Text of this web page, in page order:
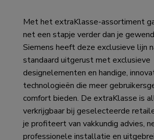
Met het extraKlasse-assortiment
net een stapje verder dan je
Siemens heeft deze exclusieve lijn
standaard uitgerust met exclusieve
designelementen en handige,
technologieën die meer
comfort bieden. De extraKlasse is
verkrijgbaar bij geselecteerde
je profiteert van vakkundig advies,
professionele installatie en